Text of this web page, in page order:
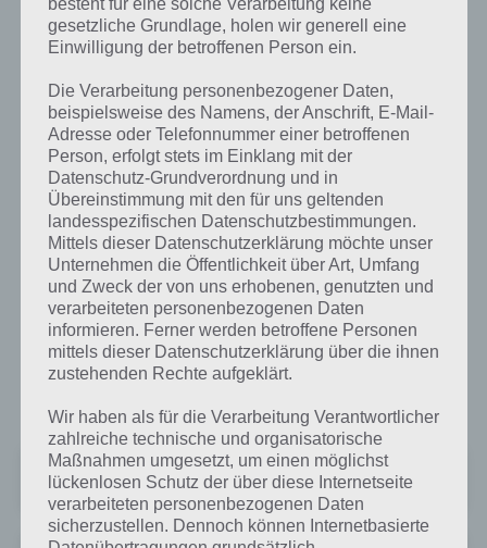
Amazing Breaker für Android im Google
Play Store
Im Google Play Store kommt die App Amazing Breaker auf 4,5 Sterne
bei knapp über 50.000 Downloads. Nachfolgend haben wir die Links
zur kostenlosen und kostenpflichtigen Version von Amazing
Amazing Breaker: Puzzle-arcade
Preis: Kostenlos
besteht für eine solche Verarbeitung keine
gesetzliche Grundlage, holen wir generell eine
Einwilligung der betroffenen Person ein.
Die Verarbeitung personenbezogener Daten,
beispielsweise des Namens, der Anschrift, E-Mail-
Adresse oder Telefonnummer einer betroffenen
Person, erfolgt stets im Einklang mit der
Datenschutz-Grundverordnung und in
Übereinstimmung mit den für uns geltenden
landesspezifischen Datenschutzbestimmungen.
Mittels dieser Datenschutzerklärung möchte unser
Unternehmen die Öffentlichkeit über Art, Umfang
und Zweck der von uns erhobenen, genutzten und
verarbeiteten personenbezogenen Daten
informieren. Ferner werden betroffene Personen
mittels dieser Datenschutzerklärung über die ihnen
zustehenden Rechte aufgeklärt.
Wir haben als für die Verarbeitung Verantwortlicher
zahlreiche technische und organisatorische
Maßnahmen umgesetzt, um einen möglichst
lückenlosen Schutz der über diese Internetseite
verarbeiteten personenbezogenen Daten
sicherzustellen. Dennoch können Internetbasierte